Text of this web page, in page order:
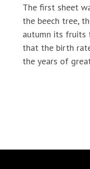
The first sheet
the beech tree,
autumn its fruits
that the birth
the years of